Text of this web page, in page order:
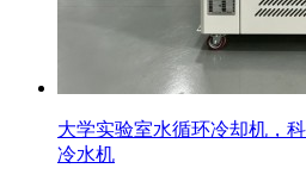
大学实验室水循环冷却机，
冷水机